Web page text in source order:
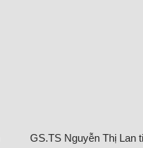
GS.TS Nguyễn Thị Lan